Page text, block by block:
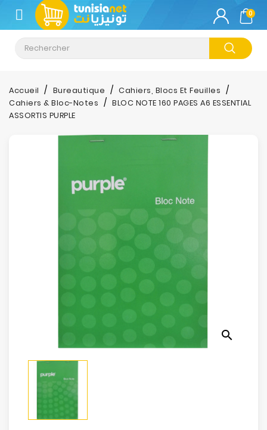
CATÉGORIE
Climatisation
Informatique
Téléphonie
Sécurité
Mobilités
Loisirs
0
Accueil Bureautique
Cahiers, Blocs Et Feuilles
Cahiers & Bloc-Notes
BLOC NOTE 160 PAGES A6 ESSENTIAL
ASSORTIS PURPLE
search